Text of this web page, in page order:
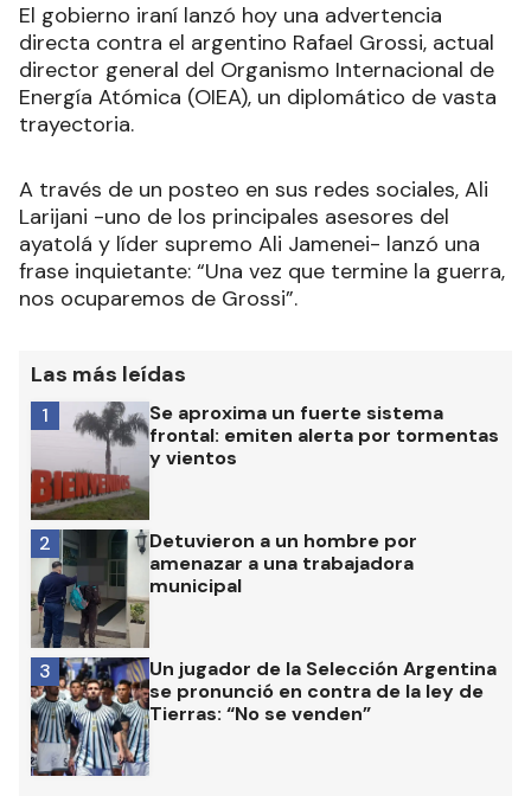
El gobierno iraní lanzó hoy una advertencia
directa contra el argentino Rafael Grossi, actual
director general del Organismo Internacional de
Energía Atómica (OIEA), un diplomático de vasta
trayectoria.
A través de un posteo en sus redes sociales, Ali
Larijani -uno de los principales asesores del
ayatolá y líder supremo Ali Jamenei- lanzó una
frase inquietante: “Una vez que termine la guerra,
nos ocuparemos de Grossi”.
Las más leídas
Se aproxima un fuerte sistema
frontal: emiten alerta por tormentas
y vientos
1
Detuvieron a un hombre por
amenazar a una trabajadora
municipal
2
Un jugador de la Selección Argentina
se pronunció en contra de la ley de
Tierras: “No se venden”
3